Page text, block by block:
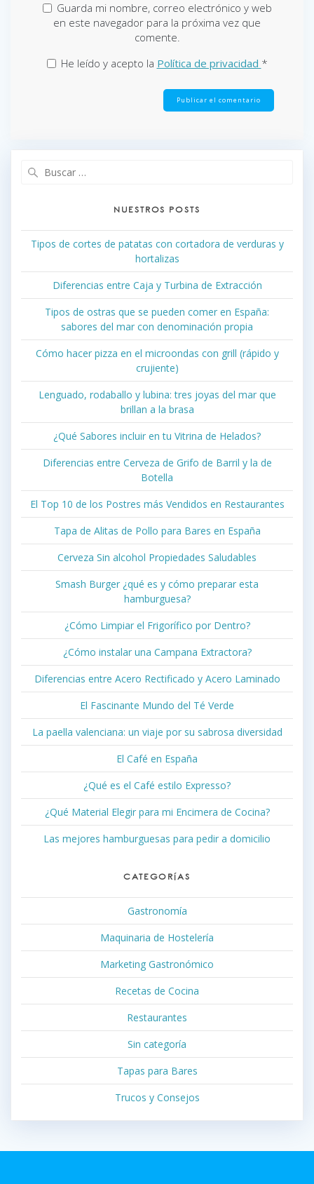
Guarda mi nombre, correo electrónico y web
en este navegador para la próxima vez que
comente.
He leído y acepto la Política de privacidad *
NUESTROS POSTS
Tipos de cortes de patatas con cortadora de verduras y
hortalizas
Diferencias entre Caja y Turbina de Extracción
Tipos de ostras que se pueden comer en España:
sabores del mar con denominación propia
Cómo hacer pizza en el microondas con grill (rápido y
crujiente)
Lenguado, rodaballo y lubina: tres joyas del mar que
brillan a la brasa
¿Qué Sabores incluir en tu Vitrina de Helados?
Diferencias entre Cerveza de Grifo de Barril y la de
Botella
El Top 10 de los Postres más Vendidos en Restaurantes
Tapa de Alitas de Pollo para Bares en España
Cerveza Sin alcohol Propiedades Saludables
Smash Burger ¿qué es y cómo preparar esta
hamburguesa?
¿Cómo Limpiar el Frigorífico por Dentro?
¿Cómo instalar una Campana Extractora?
Diferencias entre Acero Rectificado y Acero Laminado
El Fascinante Mundo del Té Verde
La paella valenciana: un viaje por su sabrosa diversidad
El Café en España
¿Qué es el Café estilo Expresso?
¿Qué Material Elegir para mi Encimera de Cocina?
Las mejores hamburguesas para pedir a domicilio
CATEGORÍAS
Gastronomía
Maquinaria de Hostelería
Marketing Gastronómico
Recetas de Cocina
Restaurantes
Sin categoría
Tapas para Bares
Trucos y Consejos